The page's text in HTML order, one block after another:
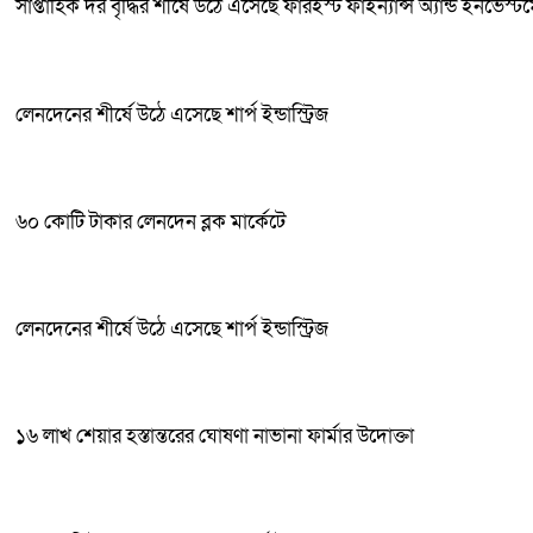
সাপ্তাহিক দর বৃদ্ধির শীর্ষে উঠে এসেছে ফারইস্ট ফাইন্যান্স অ্যান্ড
লেনদেনের শীর্ষে উঠে এসেছে শার্প ইন্ডাস্ট্রিজ
৬০ কোটি টাকার লেনদেন ব্লক মার্কেটে
লেনদেনের শীর্ষে উঠে এসেছে শার্প ইন্ডাস্ট্রিজ
১৬ লাখ শেয়ার হস্তান্তরের ঘোষণা নাভানা ফার্মার উদোক্তা